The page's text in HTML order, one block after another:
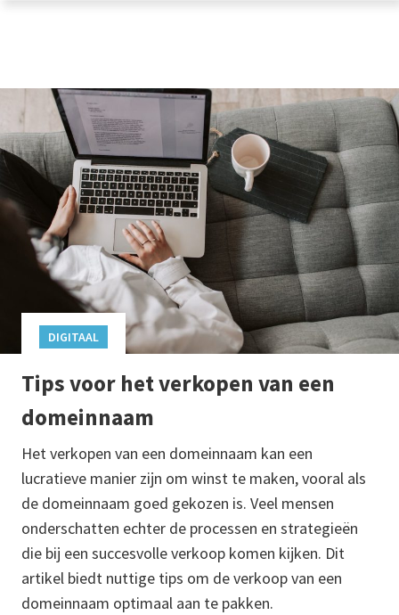
DIGITAAL
Tips voor het verkopen van een
domeinnaam
Het verkopen van een domeinnaam kan een
lucratieve manier zijn om winst te maken, vooral als
de domeinnaam goed gekozen is. Veel mensen
onderschatten echter de processen en strategieën
die bij een succesvolle verkoop komen kijken. Dit
artikel biedt nuttige tips om de verkoop van een
domeinnaam optimaal aan te pakken.